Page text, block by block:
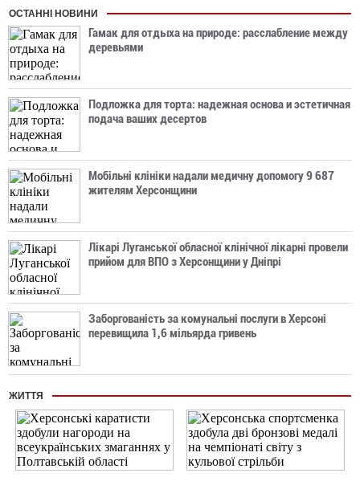
ОСТАННІ НОВИНИ
Гамак для отдыха на природе: расслабление между
деревьями
Подложка для торта: надежная основа и эстетичная
подача ваших десертов
Мобільні клініки надали медичну допомогу 9 687
жителям Херсонщини
Лікарі Луганської обласної клінічної лікарні провели
прийом для ВПО з Херсонщини у Дніпрі
Заборгованість за комунальні послуги в Херсоні
перевищила 1,6 мільярда гривень
ЖИТТЯ